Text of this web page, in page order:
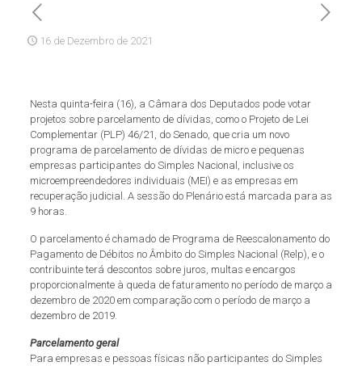
16 de Dezembro de 2021
Nesta quinta-feira (16), a Câmara dos Deputados pode votar
projetos sobre parcelamento de dívidas, como o Projeto de Lei
Complementar (PLP) 46/21, do Senado, que cria um novo
programa de parcelamento de dívidas de micro e pequenas
empresas participantes do Simples Nacional, inclusive os
microempreendedores individuais (MEI) e as empresas em
recuperação judicial. A sessão do Plenário está marcada para as
9 horas.
O parcelamento é chamado de Programa de Reescalonamento do
Pagamento de Débitos no Âmbito do Simples Nacional (Relp), e o
contribuinte terá descontos sobre juros, multas e encargos
proporcionalmente à queda de faturamento no período de março a
dezembro de 2020 em comparação com o período de março a
dezembro de 2019.
Parcelamento geral
Para empresas e pessoas físicas não participantes do Simples